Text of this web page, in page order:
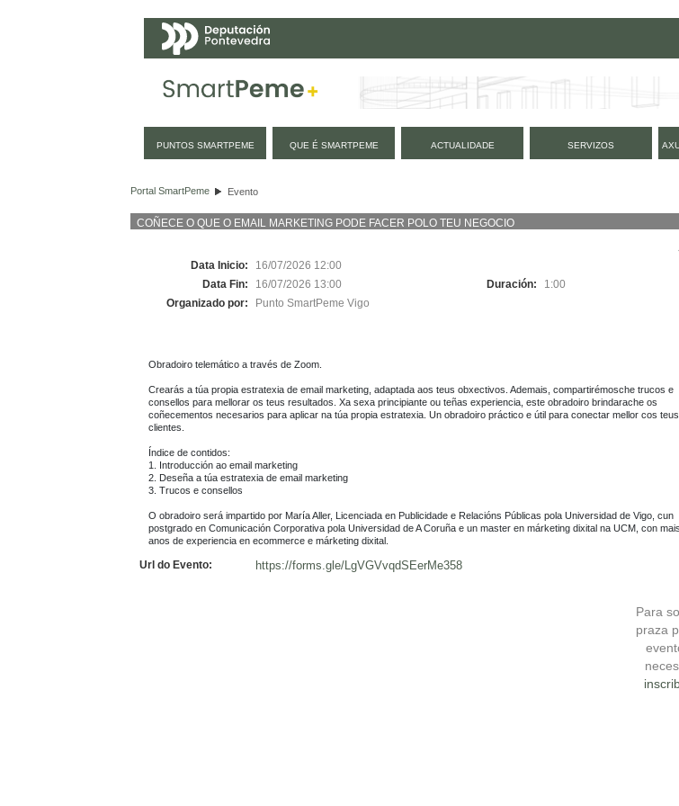
PUNTOS SMARTPEME QUE É SMARTPEME ACTUALIDADE SERVIZOS
Portal SmartPeme Evento
COÑECE O QUE O EMAIL MARKETING PODE FACER POLO TEU NEGOCIO
Data Inicio:
16/07/2026 12:00
Data Fin:
16/07/2026 13:00 Duración:
1:00
Organizado por:
Punto SmartPeme Vigo
Obradoiro telemático a través de Zoom.
Crearás a túa propia estratexia de email marketing, adaptada aos teus obxectivos. Ademais, compartirémosche trucos e
consellos para mellorar os teus resultados. Xa sexa principiante ou teñas experiencia, este obradoiro brindarache os
coñecementos necesarios para aplicar na túa propia estratexia. Un obradoiro práctico e útil para conectar mellor cos teus
clientes.
Índice de contidos:
1. Introducción ao email marketing
2. Deseña a túa estratexia de email marketing
3. Trucos e consellos
O obradoiro será impartido por María Aller, Licenciada en Publicidade e Relacións Públicas pola Universidad de Vigo, cun
postgrado en Comunicación Corporativa pola Universidad de A Coruña e un master en márketing dixital na UCM, con
anos de experiencia en ecommerce e márketing dixital.
Url do Evento: https://forms.gle/LgVGVvqdSEerMe358
Para
praza